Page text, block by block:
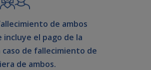
de ambos
incluye el pago de la
de fallecimiento de
de ambos.